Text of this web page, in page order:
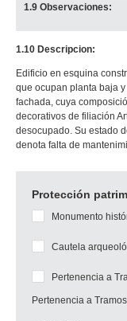
1.9 Observaciones:
1.10 Descripcion:
Edificio en esquina
que ocupan planta baja
fachada, cuya
decorativos de filiación
desocupado. Su estado
denota falta de
Protección
Monumento
Cautela
Pertenencia a
Pertenencia a Tramos